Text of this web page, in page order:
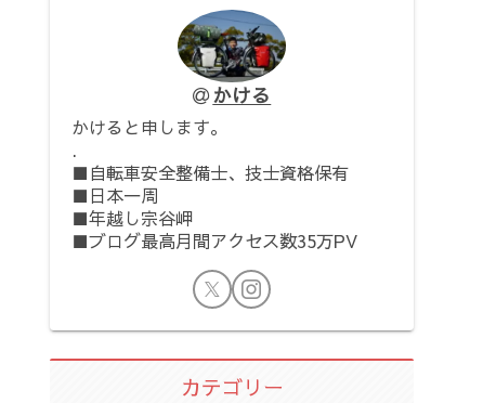
かける
かけると申します。
.
■自転車安全整備士、技士資格保有
■日本一周
■年越し宗谷岬
■ブログ最高月間アクセス数35万PV
カテゴリー